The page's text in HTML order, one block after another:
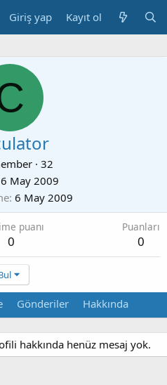
Giriş yap Kayıt ol
· 32
6 May 2009
6 May 2009
puanı
0
Puanları
0
Gönderiler Hakkında
hakkında henüz mesaj yok.